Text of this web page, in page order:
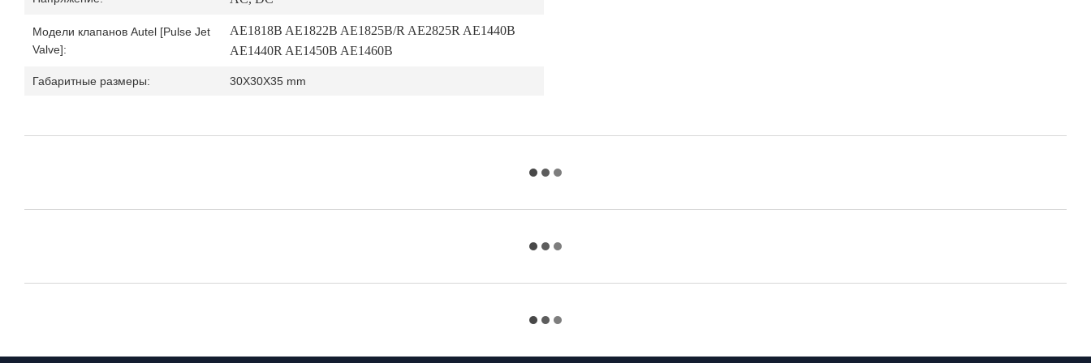
Модели клапанов Autel [Pulse Jet
Valve]:
AE1818B AE1822B AE1825B/R AE2825R AE1440B
AE1440R AE1450B AE1460B
Габаритные размеры: 30X30X35 mm